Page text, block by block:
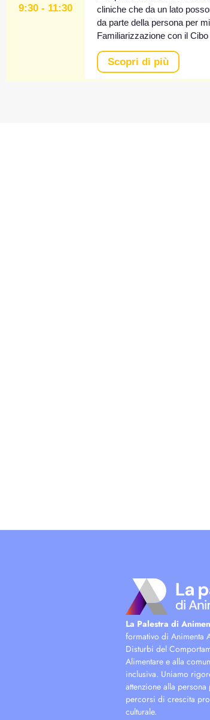
9:30 - 11:30
cliniche che da un lato
da parte della persona per
Familiarizzazione con il
Scopri di più
La Palestra di
formativo di Animenta
Disturbi del
Alimentare e alla
inclusiva. Uniamo
attenzione alla
percorsi di crescita
culturale.